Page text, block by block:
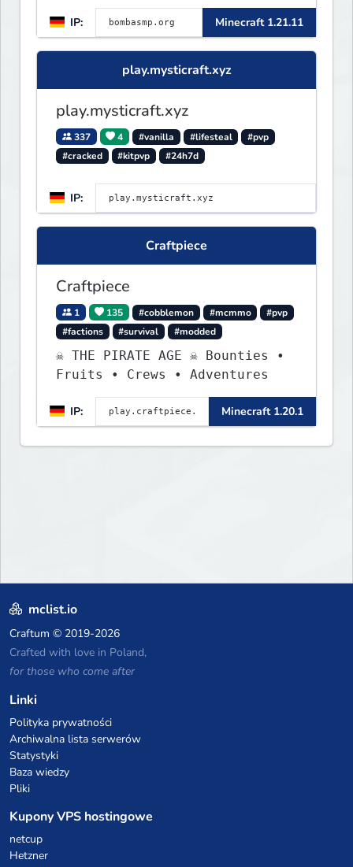
IP: Minecraft 1.21.11
play.mysticraft.xyz
play.mysticraft.xyz
337 4 #vanilla #lifesteal
#pvp
#cracked
#kitpvp #24h7d
IP:
Craftpiece
Craftpiece
1 135 #cobblemon #mcmmo
#pvp
#factions
#survival #modded
☠ THE PIRATE AGE ☠ Bounties •
Fruits • Crews • Adventures
IP: Minecraft 1.20.1
mclist.io
Craftum © 2019-2026
Crafted with love in Poland,
for those who come after
Linki
Polityka prywatności
Archiwalna lista serwerów
Statystyki
Baza wiedzy
Pliki
Kupony VPS hostingowe
netcup
Hetzner